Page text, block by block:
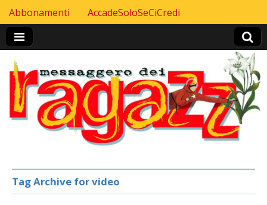
Header Top menu
Skip to content
Abbonamenti AccadeSoloSeCiCredi
Tag Archive for video